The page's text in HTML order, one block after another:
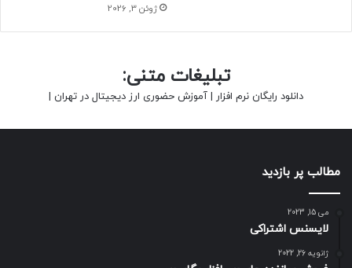
ژوئن 3, 2026
تبلیغات متنی:
دانلود رایگان نرم افزار | آموزش حضوری ارز دیجیتال در تهران |
مطالب پر بازدید
می 15, 2023
لایسنس اشتراکی
ژانویه 26, 2022